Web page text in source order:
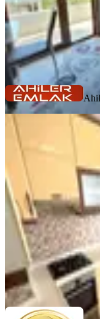
Ahiler EmlakHasan
Ara
MANZARALI
3+1·
PRIME OFİS
Ara